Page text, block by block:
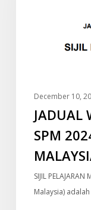
December 10,
JADUAL
SPM
SIJIL
Malaysia)